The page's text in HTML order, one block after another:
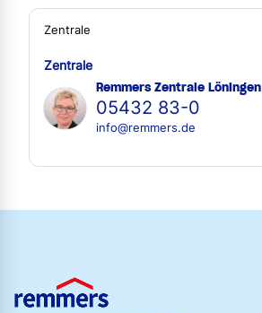
Zentrale
Zentrale
Remmers Zentrale Löningen
05432 83-0
info@remmers.de